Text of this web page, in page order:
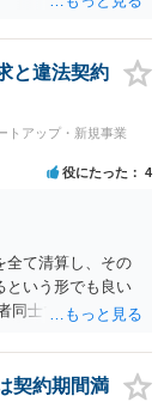
は可能でしょう
さらにワンランク
います。
と違法契約
トアップ・新規事業
役にたった 4
全て清算し、その
という形でも良い
同士での解決が困
契約期間満